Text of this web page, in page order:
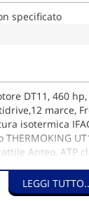
specificato
DT11, 460
marce,
isotermica
Anteo, ATP
con
Kg
LEGGI